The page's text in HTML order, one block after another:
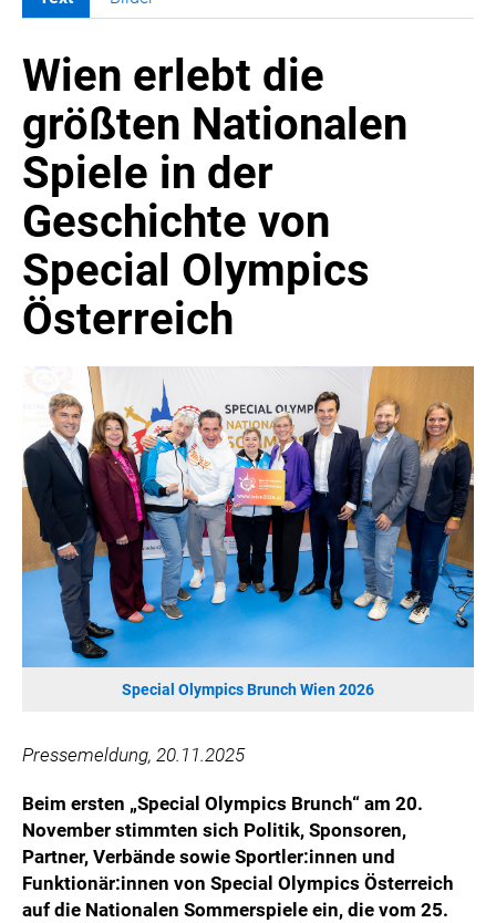
MELDUNGEN
COCA-COLA
RÖMERQUELLE
ÖSTERREICHISCHE SPORTHILFE
KESCH
BARFLY'S CLUB
SPORTS MEDIA AUSTRIA
CULINARIUS
RECYCLEMICH-INITIATIVE
VIER HOCH VIER
ALFIES
HANNERSBERG
WILHELM-EXNER-MEDAILLEN STIFTUNG
ADMIRAL SPORTWETTEN
EWP RECYCLING PFAND ÖSTERREICH
ANNEMARIE CHARITY
IMPERIAL MARKETS
TRÄGERVEREIN EINWEGPFAND
SPECIAL OLYMPICS ÖSTERREICH
LOGOS
PRESSEKONTAKT
Wien erlebt die
größten Nationalen
Spiele in der
Geschichte von
Special Olympics
Österreich
Special Olympics Brunch Wien 2026
Pressemeldung, 20.11.2025
Beim ersten „Special Olympics Brunch“ am 20.
November stimmten sich Politik, Sponsoren,
Partner, Verbände sowie Sportler:innen und
Funktionär:innen von Special Olympics Österreich
auf die Nationalen Sommerspiele ein, die vom 25.